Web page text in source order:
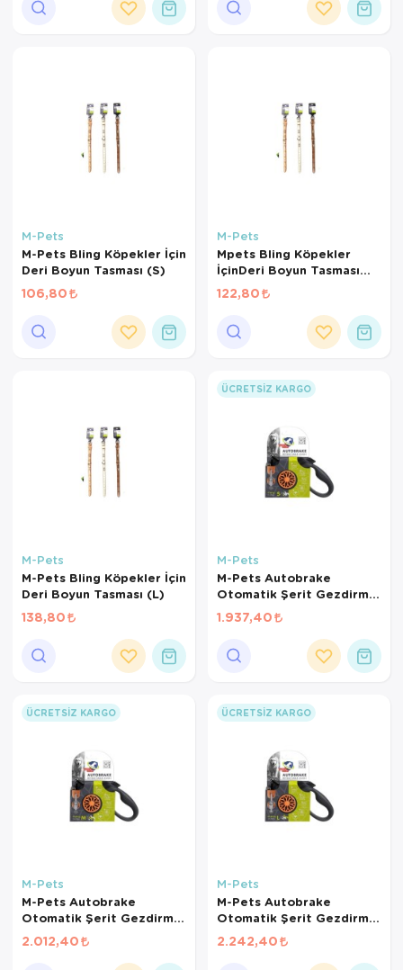
M-Pets
M-Pets Bling Köpekler İçin
Deri Boyun Tasması (S)
106,80
M-Pets
Mpets Bling Köpekler
İçinDeri Boyun Tasması
(M)
122,80
M-Pets
M-Pets Bling Köpekler İçin
Deri Boyun Tasması (L)
138,80
ÜCRETSIZ KARGO
M-Pets
M-Pets Autobrake
Otomatik Şerit Gezdirme
Kayışı 5m (Turuncu) [S]
1.937,40
ÜCRETSIZ KARGO
M-Pets
M-Pets Autobrake
Otomatik Şerit Gezdirme
Kayışı 5m (Turuncu) [M]
2.012,40
ÜCRETSIZ KARGO
M-Pets
M-Pets Autobrake
Otomatik Şerit Gezdirme
Kayışı 4m (Turuncu) [L]
2.242,40